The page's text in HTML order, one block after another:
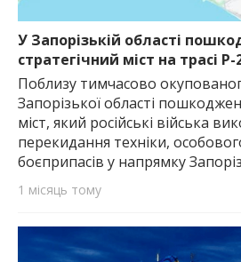
У Запорізькій області
стратегічний міст на трасі Р-
Поблизу тимчасово
Запорізької області
міст, який російські війська
перекидання техніки,
боєприпасів у напрямку
1 місяць тому